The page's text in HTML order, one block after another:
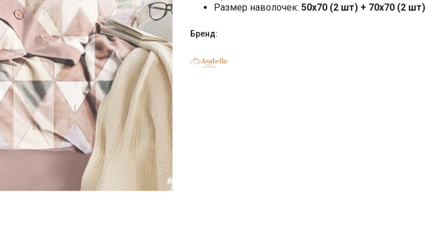
Размер наволочек: 50x70 (2 шт) + 70x70 (2 шт)
Бренд: